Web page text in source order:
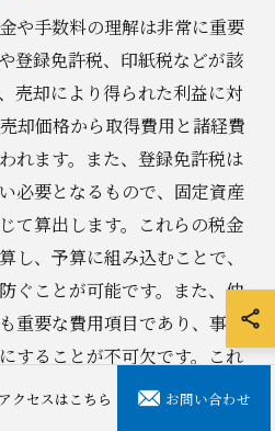
や手数料の理解は非常に重要
登録免許税、印紙税などが該
売却により得られた利益に対
却価格から取得費用と諸経費
れます。また、登録免許税は
必要となるもので、固定資産
て算出します。これらの税金
し、予算に組み込むことで、
ぐことが可能です。また、仲
重要な費用項目であり、事前
することが不可欠です。これ
知識を身につけることで、不
アクセスはこちら お問い合わせ